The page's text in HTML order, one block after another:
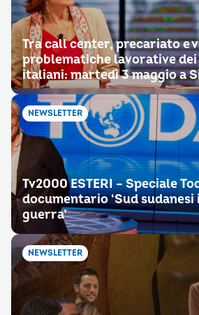
Tra call center, precariato e
problematiche lavorative dei
italiani: martedì 3 maggio a
NEWSLETTER
Tv2000 ESTERI – Speciale
documentario ‘Sud
guerra’
NEWSLETTER